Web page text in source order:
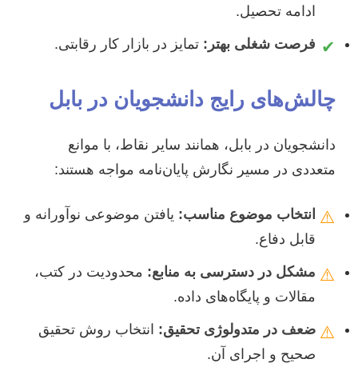
ادامه تحصیل.
✔ فرصت شغلی بهتر: تمایز در بازار کار رقابتی.
چالش‌های رایج دانشجویان در بابل
دانشجویان در بابل، همانند سایر نقاط، با موانع
متعددی در مسیر نگارش پایان‌نامه مواجه هستند:
⚠️ انتخاب موضوع مناسب: یافتن موضوعی نوآورانه و
قابل دفاع.
⚠️ مشکل در دسترسی به منابع: محدودیت در کتب،
مقالات و پایگاه‌های داده.
⚠️ ضعف در متدولوژی تحقیق: انتخاب روش تحقیق
صحیح و اجرای آن.